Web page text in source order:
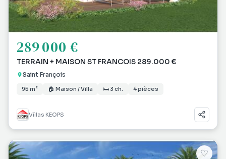
289 000 €
TERRAIN + MAISON ST FRANCOIS 289.000 €
Saint François
95 m² 🏠 Maison / Villa 🛏 3 ch. 4 pièces
Villas KEOPS
♡